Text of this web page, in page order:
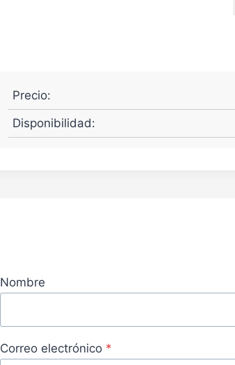
Precio:
Disponibilidad:
Nombre
Correo electrónico *